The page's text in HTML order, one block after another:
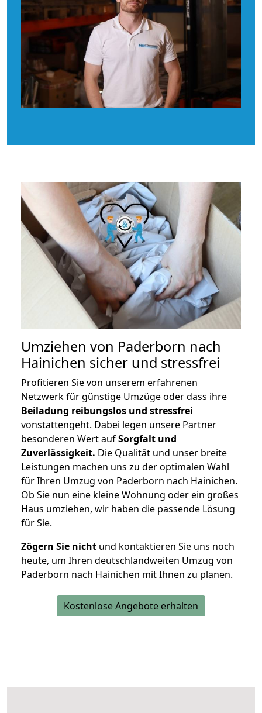
Umziehen von Paderborn nach
Hainichen sicher und stressfrei
Profitieren Sie von unserem erfahrenen
Netzwerk für günstige Umzüge oder dass ihre
Beiladung reibungslos und stressfrei
vonstattengeht. Dabei legen unsere Partner
besonderen Wert aufSorgfalt und
Zuverlässigkeit. Die Qualität und unser breite
Leistungen machen uns zu der optimalen Wahl
für Ihren Umzug von Paderborn nach Hainichen.
Ob Sie nun eine kleine Wohnung oder ein großes
Haus umziehen, wir haben die passende Lösung
für Sie.
Zögern Sie nicht und kontaktieren Sie uns noch
heute, um Ihren deutschlandweiten Umzug von
Paderborn nach Hainichen mit Ihnen zu planen.
Kostenlose Angebote erhalten